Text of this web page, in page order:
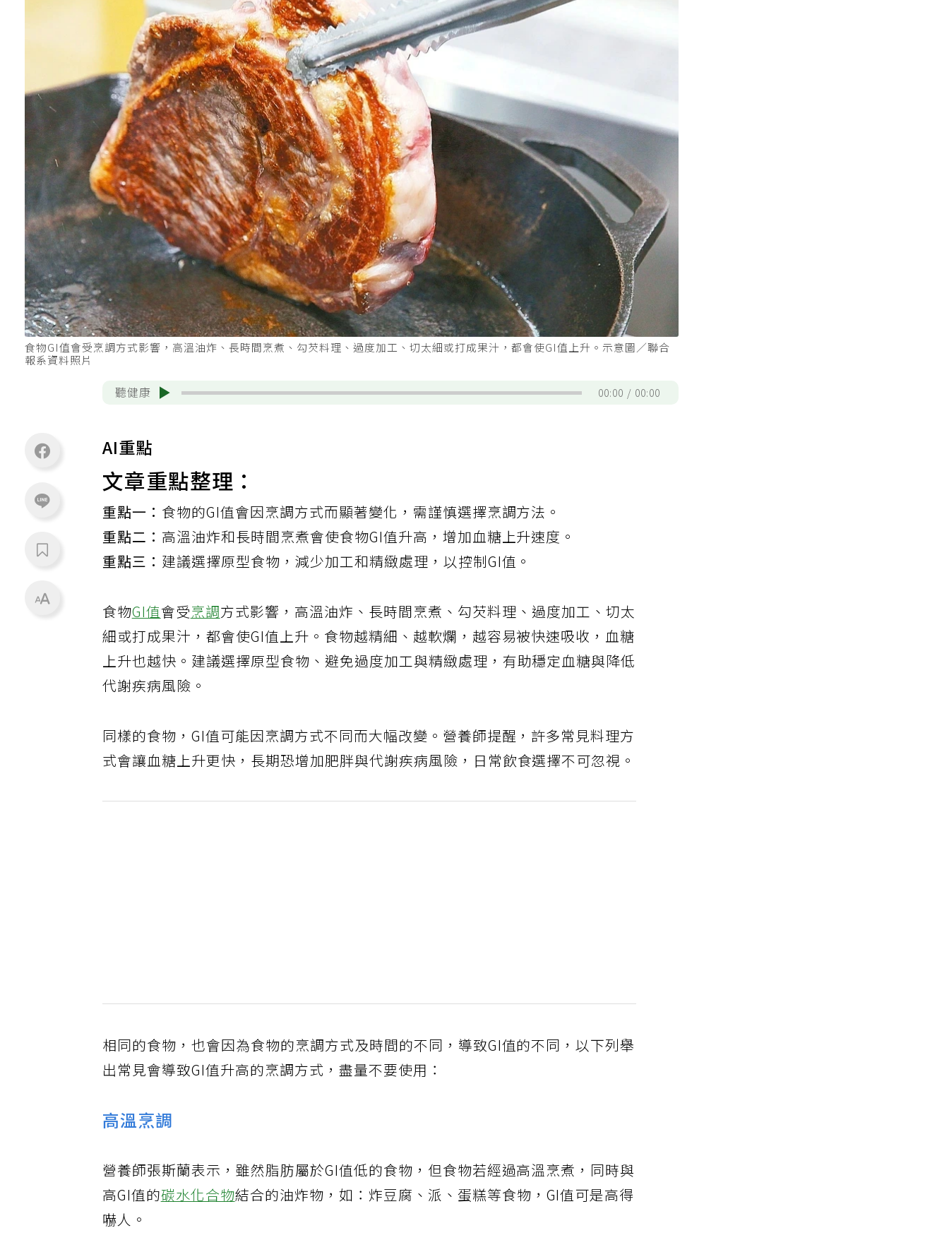
食物GI值會受烹調方式影響，高溫油炸、長時間烹煮、勾芡料理、過度加工、切太細或打成果汁，都會使GI值上升。示意圖／聯合
報系資料照片
聽健康 00:00 00:00
AI重點
文章重點整理：
重點一： 食物的GI值會因烹調方式而顯著變化，需謹慎選擇烹調方法。
重點二： 高溫油炸和長時間烹煮會使食物GI值升高，增加血糖上升速度。
重點三： 建議選擇原型食物，減少加工和精緻處理，以控制GI值。
食物GI值會受烹調方式影響，高溫油炸、長時間烹煮、勾芡料理、過度加工、切太
細或打成果汁，都會使GI值上升。食物越精細、越軟爛，越容易被快速吸收，血糖
上升也越快。建議選擇原型食物、避免過度加工與精緻處理，有助穩定血糖與降低
代謝疾病風險。
同樣的食物，GI值可能因烹調方式不同而大幅改變。營養師提醒，許多常見料理方
式會讓血糖上升更快，長期恐增加肥胖與代謝疾病風險，日常飲食選擇不可忽視。
相同的食物，也會因為食物的烹調方式及時間的不同，導致GI值的不同，以下列舉
出常見會導致GI值升高的烹調方式，盡量不要使用：
高溫烹調
營養師張斯蘭表示，雖然脂肪屬於GI值低的食物，但食物若經過高溫烹煮，同時與
高GI值的碳水化合物結合的油炸物，如：炸豆腐、派、蛋糕等食物，GI值可是高得
嚇人。